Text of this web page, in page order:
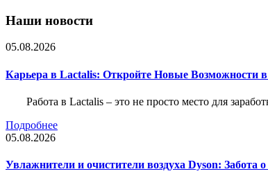
Наши новости
05.08.2026
Карьера в Lactalis: Откройте Новые
Работа в Lactalis – это не просто место для
Подробнее
05.08.2026
Увлажнители и очистители воздуха Dyson: